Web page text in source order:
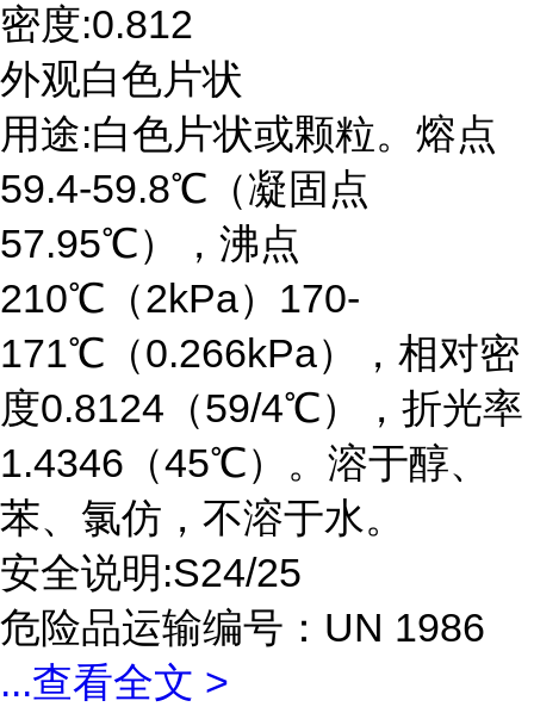
密度:0.812
外观白色片状
用途:白色片状或颗粒。熔点
59.4-59.8℃（凝固点
57.95℃），沸点
210℃（2kPa）170-
171℃（0.266kPa），相对密
度0.8124（59/4℃），折光率
1.4346（45℃）。溶于醇、
苯、氯仿，不溶于水。
安全说明:S24/25
危险品运输编号：UN 1986
...查看全文 >